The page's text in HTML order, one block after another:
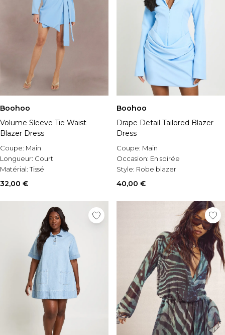
Boohoo
Volume Sleeve Tie Waist
Blazer Dress
Coupe: Main
Longueur: Court
Matérial:Tissé
32,00 €
Boohoo
Drape Detail Tailored Blazer
Dress
Coupe: Main
Occasion: En soirée
Style: Robe blazer
40,00 €